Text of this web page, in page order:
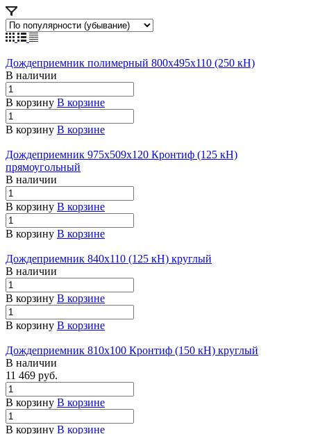
Дождеприемник полимерный 800х495х110 (250 кН)
В наличии
В корзину В корзине
В корзину В корзине
Дождеприемник 975х509х120 Кронтиф (125 кН)
прямоугольный
В наличии
В корзину В корзине
В корзину В корзине
Дождеприемник 840х110 (125 кН) круглый
В наличии
В корзину В корзине
В корзину В корзине
Дождеприемник 810х100 Кронтиф (150 кН) круглый
В наличии
11 469 руб.
В корзину В корзине
В корзину В корзине